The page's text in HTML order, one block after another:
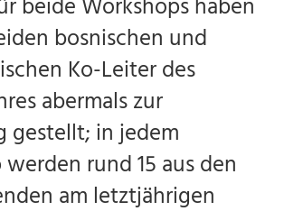
bosnischen und
Ko-Leiter des
abermals zur
gestellt; in jedem
rund 15 aus den
am letztjährigen